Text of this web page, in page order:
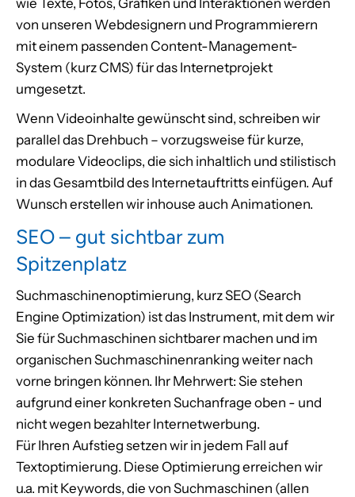
wie Texte, Fotos, Grafiken und Interaktionen werden
von unseren Webdesignern und Programmierern
mit einem passenden Content-Management-
System (kurz CMS) für das Internetprojekt
umgesetzt.
Wenn Videoinhalte gewünscht sind, schreiben wir
parallel das Drehbuch – vorzugsweise für kurze,
modulare Videoclips, die sich inhaltlich und stilistisch
in das Gesamtbild des Internetauftritts einfügen. Auf
Wunsch erstellen wir inhouse auch Animationen.
SEO – gut sichtbar zum
Spitzenplatz
Suchmaschinenoptimierung, kurz SEO (Search
Engine Optimization) ist das Instrument, mit dem wir
Sie für Suchmaschinen sichtbarer machen und im
organischen Suchmaschinenranking weiter nach
vorne bringen können. Ihr Mehrwert: Sie stehen
aufgrund einer konkreten Suchanfrage oben - und
nicht wegen bezahlter Internetwerbung.
Für Ihren Aufstieg setzen wir in jedem Fall auf
Textoptimierung. Diese Optimierung erreichen wir
u.a. mit Keywords, die von Suchmaschinen (allen